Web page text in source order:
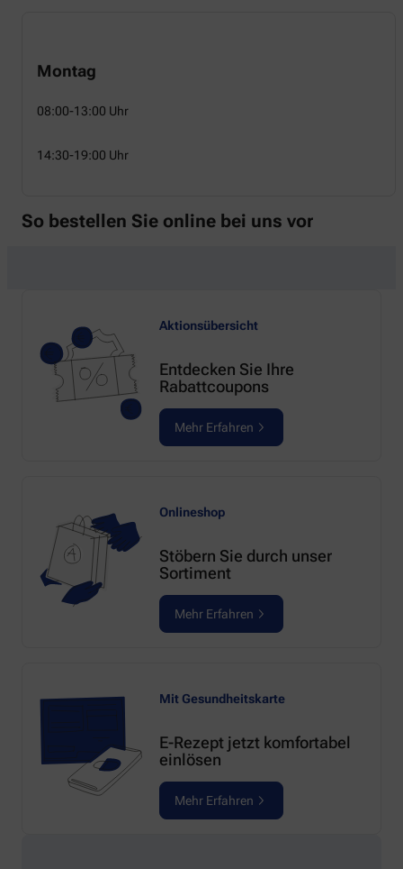
Montag
08:00-13:00 Uhr
14:30-19:00 Uhr
So bestellen Sie online bei uns vor
Aktionsübersicht
Entdecken Sie Ihre
Rabattcoupons
Mehr Erfahren
Onlineshop
Stöbern Sie durch unser
Sortiment
Mehr Erfahren
Mit Gesundheitskarte
E-Rezept jetzt komfortabel
einlösen
Mehr Erfahren